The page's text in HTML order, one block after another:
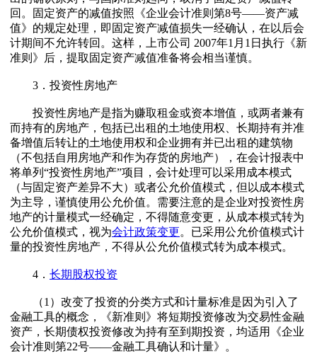
回。固定资产的减值按照《企业会计准则第8号——资产减
值》的规定处理，即固定资产减值损失一经确认，在以后会
计期间不允许转回。这样，上市公司 2007年1月1日执行《新
准则》后，提取固定资产减值准备将会相当谨慎。
3．投资性房地产
投资性房地产是指为赚取租金或资本增值，或两者兼有
而持有的房地产，包括已出租的土地使用权、长期持有并准
备增值后转让的土地使用权和企业拥有并已出租的建筑物
（不包括自用房地产和作为存货的房地产），在会计报表中
将单列“投资性房地产”项目，会计处理可以采用成本模式
（与固定资产差异不大）或者公允价值模式，但以成本模式
为主导，谨慎使用公允价值。需要注意的是企业对投资性房
地产的计量模式一经确定，不得随意变更，从成本模式转为
公允价值模式，视为会计政策变更。已采用公允价值模式计
量的投资性房地产，不得从公允价值模式转为成本模式。
4． 长期股权投资
（1）改变了投资的分类方式和计量标准是因为引入了
金融工具的概念，《新准则》将短期投资修改为交易性金融
资产，长期债权投资修改为持有至到期投资，均适用《企业
会计准则第22号——金融工具确认和计量》。